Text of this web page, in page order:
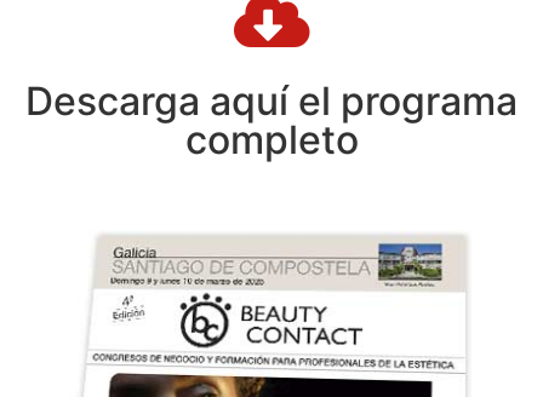
Descarga aquí el programa
completo